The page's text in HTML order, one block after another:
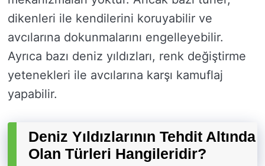
dikenleri ile kendilerini koruyabilir ve
avcılarına dokunmalarını engelleyebilir.
Ayrıca bazı deniz yıldızları, renk değiştirme
yetenekleri ile avcılarına karşı kamuflaj
yapabilir.
Deniz Yıldızlarının Tehdit Altında
Olan Türleri Hangileridir?